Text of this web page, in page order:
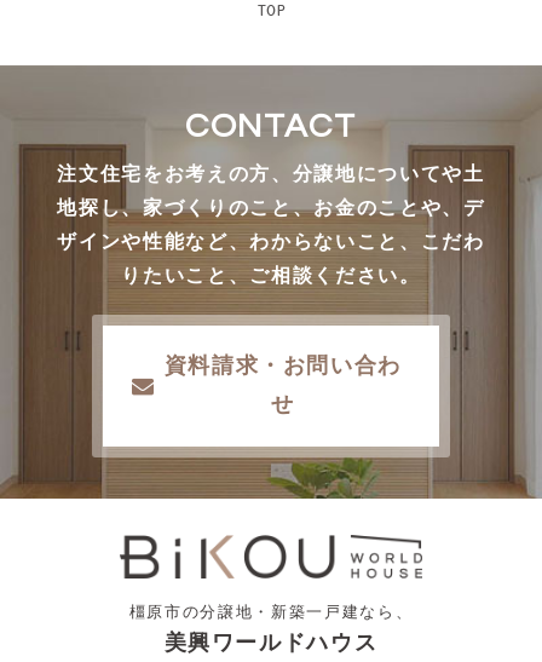
CONTACT
注文住宅をお考えの方、分譲地についてや土
地探し、家づくりのこと、お金のことや、デ
ザインや性能など、わからないこと、こだわ
りたいこと、ご相談ください。
資料請求・お問い合わ
せ
橿原市の分譲地・新築一戸建なら、
美興ワールドハウス